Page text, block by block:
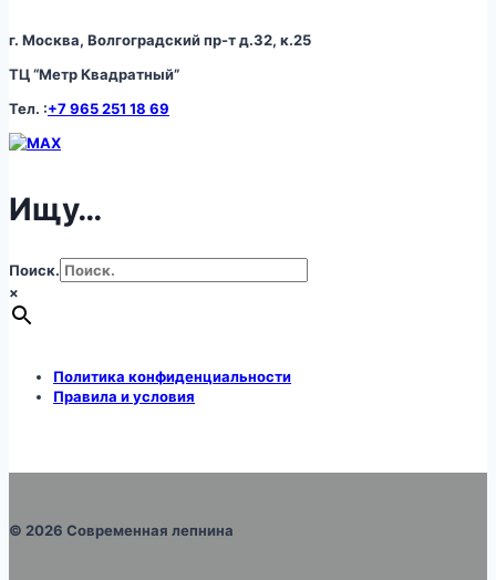
г. Москва, Волгоградский пр-т д.32, к.25
ТЦ “Метр Квадратный”
Тел. :+7 965 251 18 69
Ищу…
Поиск.
×
Политика конфиденциальности
Правила и условия
© 2026 Современная лепнина